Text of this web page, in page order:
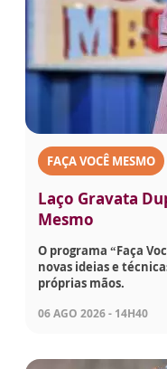
FAÇA VOCÊ MESMO
Laço Gravata
Mesmo
O programa “Faça
novas ideias e
próprias mãos.
06 AGO 2026 - 14H40